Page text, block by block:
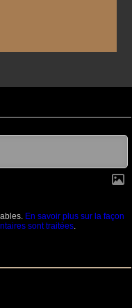
En savoir plus sur la façon
sont traitées.